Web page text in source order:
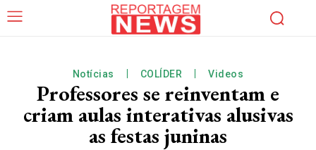
Notícias COLÍDER Videos
Professores se reinventam e
criam aulas interativas alusivas
as festas juninas